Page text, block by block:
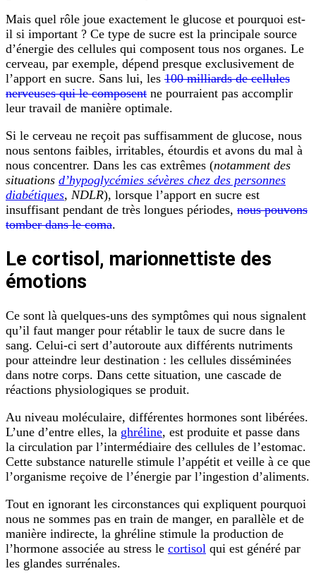
Mais quel rôle joue exactement le glucose et pourquoi est-
il si important ? Ce type de sucre est la principale source
d’énergie des cellules qui composent tous nos organes. Le
cerveau, par exemple, dépend presque exclusivement de
l’apport en sucre. Sans lui, les 100 milliards de cellules
nerveuses qui le composent ne pourraient pas accomplir
leur travail de manière optimale.
Si le cerveau ne reçoit pas suffisamment de glucose, nous
nous sentons faibles, irritables, étourdis et avons du mal à
nous concentrer. Dans les cas extrêmes (notamment des
situations d’hypoglycémies sévères chez des personnes
diabétiques, NDLR), lorsque l’apport en sucre est
insuffisant pendant de très longues périodes, nous pouvons
tomber dans le coma.
Le cortisol, marionnettiste des
émotions
Ce sont là quelques-uns des symptômes qui nous signalent
qu’il faut manger pour rétablir le taux de sucre dans le
sang. Celui-ci sert d’autoroute aux différents nutriments
pour atteindre leur destination : les cellules disséminées
dans notre corps. Dans cette situation, une cascade de
réactions physiologiques se produit.
Au niveau moléculaire, différentes hormones sont libérées.
L’une d’entre elles, la ghréline, est produite et passe dans
la circulation par l’intermédiaire des cellules de l’estomac.
Cette substance naturelle stimule l’appétit et veille à ce que
l’organisme reçoive de l’énergie par l’ingestion d’aliments.
Tout en ignorant les circonstances qui expliquent pourquoi
nous ne sommes pas en train de manger, en parallèle et de
manière indirecte, la ghréline stimule la production de
l’hormone associée au stress le cortisol qui est généré par
les glandes surrénales.